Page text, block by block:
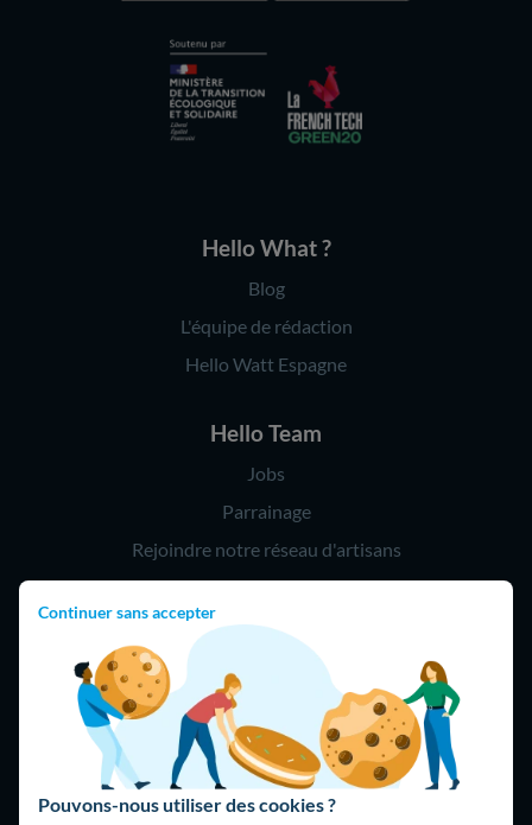
Continuer sans accepter
Pouvons-nous utiliser des cookies ?
Hello What ?
Blog
L'équipe de rédaction
Hello Watt Espagne
Hello Team
Jobs
Parrainage
Rejoindre notre réseau d'artisans
Hello !
09 75 18 60 60
(8h-21h)
75018 Paris